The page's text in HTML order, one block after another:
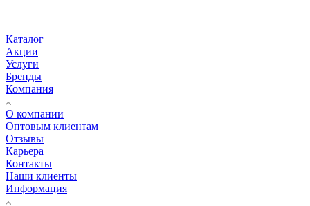
Каталог
Акции
Услуги
Бренды
Компания
О компании
Оптовым клиентам
Отзывы
Карьера
Контакты
Наши клиенты
Информация